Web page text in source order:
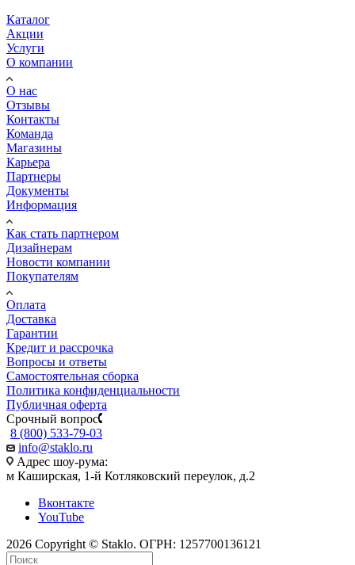
Каталог
Акции
Услуги
О компании
О нас
Отзывы
Контакты
Команда
Магазины
Карьера
Партнеры
Документы
Информация
Как стать партнером
Дизайнерам
Новости компании
Покупателям
Оплата
Доставка
Гарантии
Кредит и рассрочка
Вопросы и ответы
Самостоятельная сборка
Политика конфиденциальности
Публичная оферта
Срочный вопрос
8 (800) 533-79-03
info@staklo.ru
Адрес шоу-рума:
м Каширская, 1-й Котляковский переулок, д.2
Вконтакте
YouTube
2026 Copyright © Staklo. ОГРН: 1257700136121